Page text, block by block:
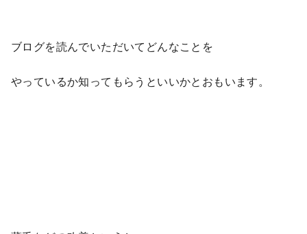
ブログを読んでいただいてどんなことを
やっているか知ってもらうといいかとおもいます。